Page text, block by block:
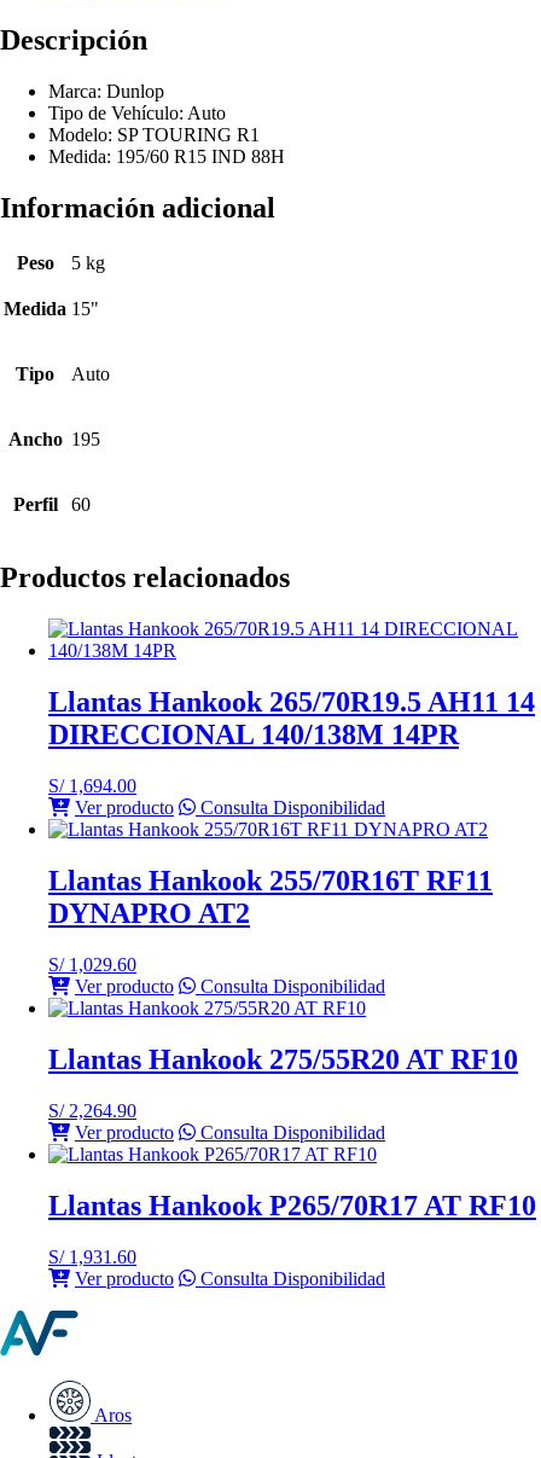
Descripción
Marca: Dunlop
Tipo de Vehículo: Auto
Modelo: SP TOURING R1
Medida: 195/60 R15 IND 88H
Información adicional
Peso 5 kg
Medida 15"
Tipo Auto
Ancho 195
Perfil 60
Productos relacionados
Llantas Hankook 265/70R19.5 AH11 14
DIRECCIONAL 140/138M 14PR
S/1,694.00
Ver producto
Consulta Disponibilidad
Llantas Hankook 255/70R16T RF11
DYNAPRO AT2
S/1,029.60
Ver producto
Consulta Disponibilidad
Llantas Hankook 275/55R20 AT RF10
S/2,264.90
Ver producto
Consulta Disponibilidad
Llantas Hankook P265/70R17 AT RF10
S/1,931.60
Ver producto
Consulta Disponibilidad
Aros